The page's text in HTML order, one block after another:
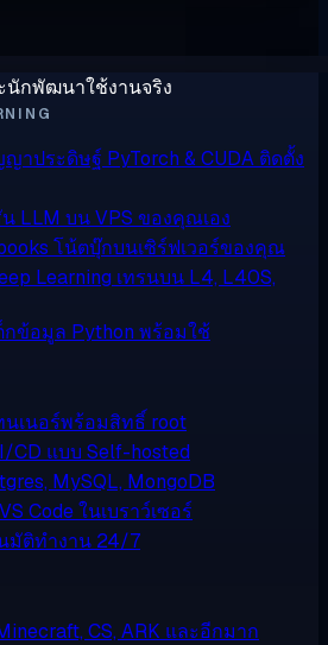
กพัฒนาใช้งานจริง
ญาประดิษฐ์ PyTorch & CUDA ติดตั้ง
LLM บน VPS ของคุณเอง
โน้ตบุ๊กบนเซิร์ฟเวอร์ของคุณ
Learning เทรนบน L4, L40S,
กข้อมูล Python พร้อมใช้
นเนอร์พร้อมสิทธิ์ root
CD แบบ Self-hosted
MySQL, MongoDB
VS Code ในเบราว์เซอร์
มัติทำงาน 24/7
CS, ARK และอีกมาก